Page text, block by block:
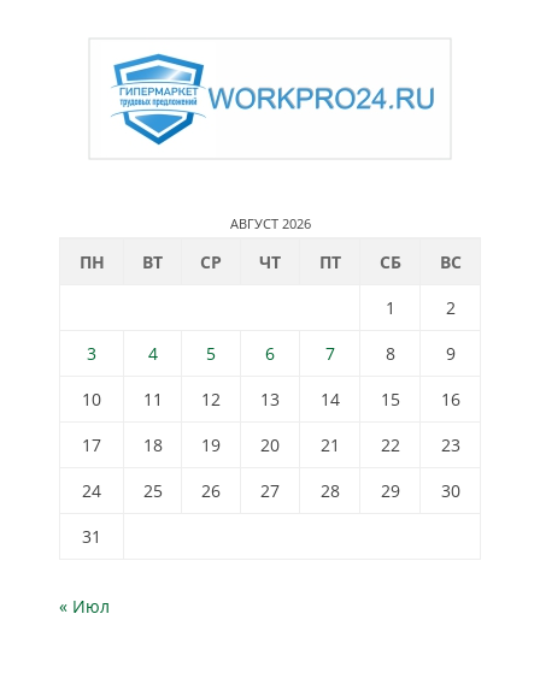
АВГУСТ 2026
ПН ВТ СР ЧТ ПТ СБ
ВС
1
2
3
4 5 6 7 8
9
10
11 12 13 14 15
16
17
18 19 20 21 22
23
24
25 26 27 28 29
30
31
« Июл